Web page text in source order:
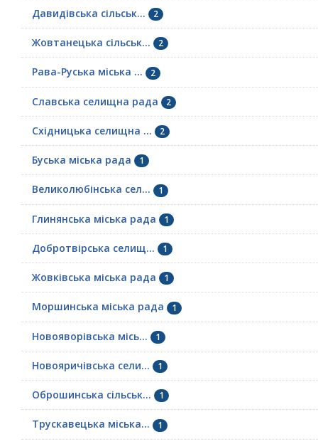
Давидівська сільськ... 2
Жовтанецька сільськ... 2
Рава-Руська міська ... 2
Славська селищна рада 2
Східницька селищна ... 2
Буська міська рада 1
Великолюбінська сел... 1
Глинянська міська рада 1
Добротвірська селищ... 1
Жовківська міська рада 1
Моршинська міська рада 1
Новояворівська місь... 1
Новояричівська сели... 1
Оброшинська сільськ... 1
Трускавецька міська... 1